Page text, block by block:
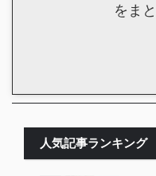
をま
人気記事ランキング